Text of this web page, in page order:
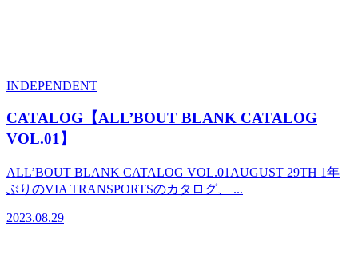
INDEPENDENT
CATALOG【ALL’BOUT BLANK CATALOG
VOL.01】
ALL’BOUT BLANK CATALOG VOL.01AUGUST 29TH 1年
ぶりのVIA TRANSPORTSのカタログ、 ...
2023.08.29